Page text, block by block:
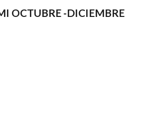
OCTUBRE -DICIEMBRE